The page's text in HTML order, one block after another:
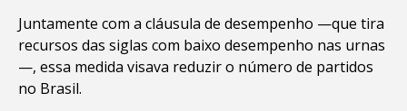
Juntamente com a cláusula de desempenho —que tira
recursos das siglas com baixo desempenho nas urnas
—, essa medida visava reduzir o número de partidos
no Brasil.